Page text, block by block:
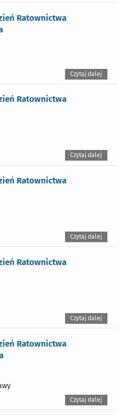
Ratownictwa
Czytaj dalej
Ratownictwa
Czytaj dalej
Ratownictwa
Czytaj dalej
Ratownictwa
Czytaj dalej
Ratownictwa
Czytaj dalej